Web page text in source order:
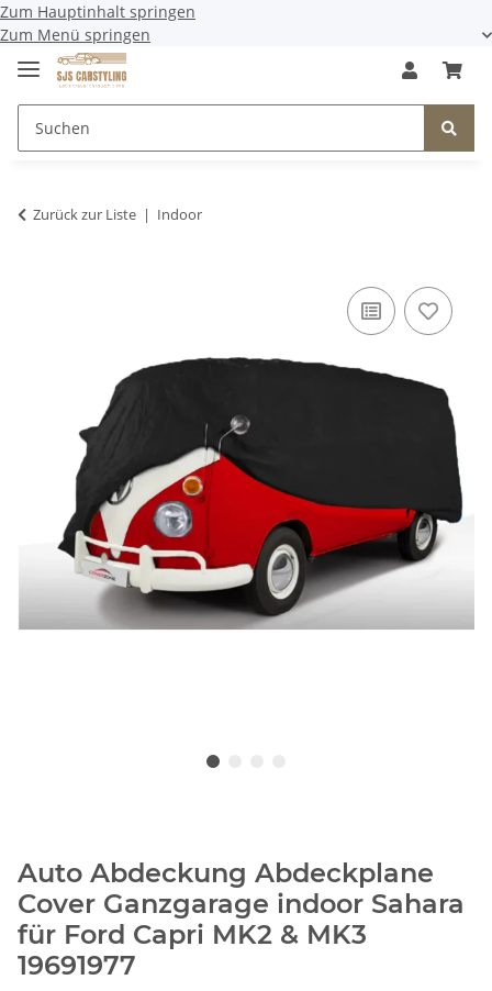
Zum Hauptinhalt springen
Zum Menü springen
Zurück zur Liste Indoor
Auto Abdeckung Abdeckplane
Cover Ganzgarage indoor Sahara
für Ford Capri MK2 & MK3
19691977